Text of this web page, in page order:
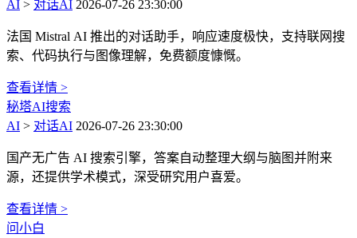
AI > 对话AI 2026-07-26 23:30:00
法国 Mistral AI 推出的对话助手，响应速度极快，支持联网搜
索、代码执行与图像理解，免费额度慷慨。
查看详情 >
秘塔AI搜索
AI > 对话AI 2026-07-26 23:30:00
国产无广告 AI 搜索引擎，答案自动整理大纲与脑图并附来
源，还提供学术模式，深受研究用户喜爱。
查看详情 >
问小白